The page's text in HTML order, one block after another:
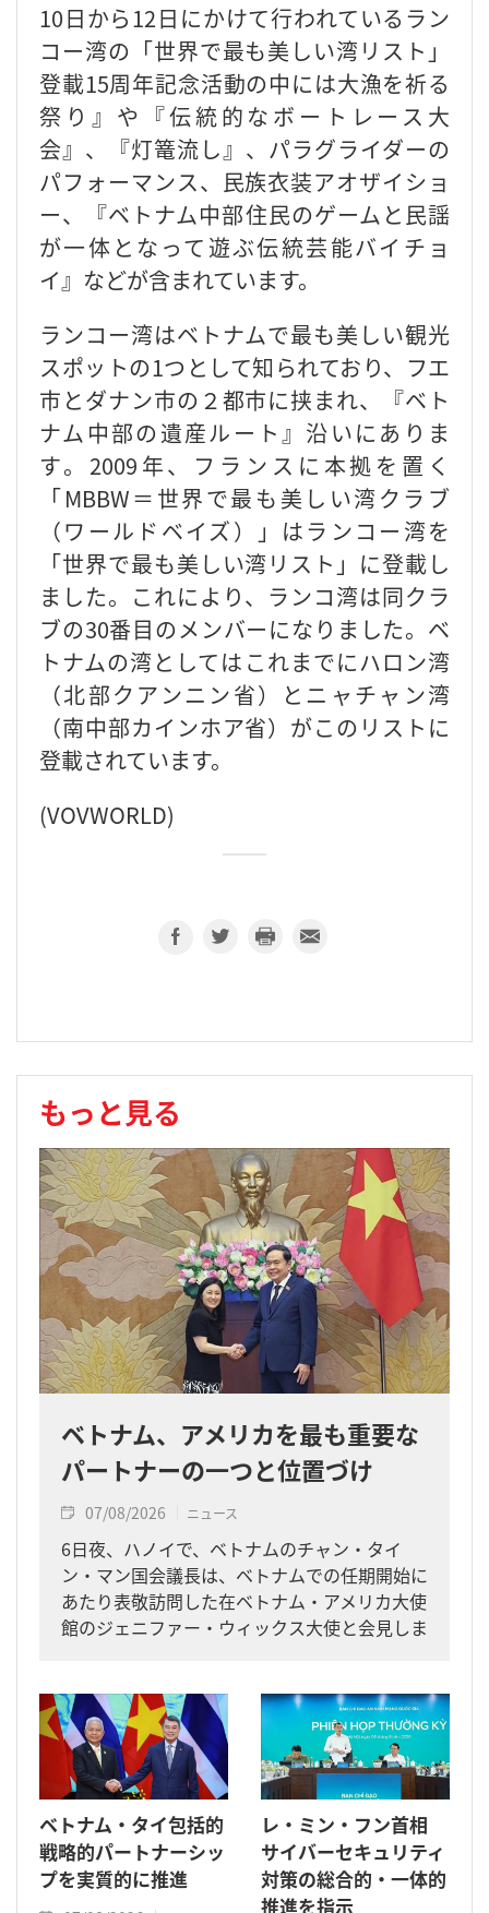
10日から12日にかけて行われているラン
コー湾の「世界で最も美しい湾リスト」
登載15周年記念活動の中には大漁を祈る
祭り』や『伝統的なボートレース大
会』、『灯篭流し』、パラグライダーの
パフォーマンス、民族衣装アオザイショ
ー、『ベトナム中部住民のゲームと民謡
が一体となって遊ぶ伝統芸能バイチョ
イ』などが含まれています。
ランコー湾はベトナムで最も美しい観光
スポットの1つとして知られており、フエ
市とダナン市の２都市に挟まれ、『ベト
ナム中部の遺産ルート』沿いにありま
す。2009年、フランスに本拠を置く
「MBBW＝世界で最も美しい湾クラブ
（ワールドベイズ）」はランコー湾を
「世界で最も美しい湾リスト」に登載し
ました。これにより、ランコ湾は同クラ
ブの30番目のメンバーになりました。ベ
トナムの湾としてはこれまでにハロン湾
（北部クアンニン省）とニャチャン湾
（南中部カインホア省）がこのリストに
登載されています。
(VOVWORLD)
もっと見る
ベトナム、アメリカを最も重要な
パートナーの一つと位置づけ
07/08/2026 ニュース
6日夜、ハノイで、ベトナムのチャン・タイ
ン・マン国会議長は、ベトナムでの任期開始に
あたり表敬訪問した在ベトナム・アメリカ大使
館のジェニファー・ウィックス大使と会見しま
ベトナム・タイ包括的
戦略的パートナーシッ
プを実質的に推進
レ・ミン・フン首相
サイバーセキュリティ
対策の総合的・一体的
推進を指示